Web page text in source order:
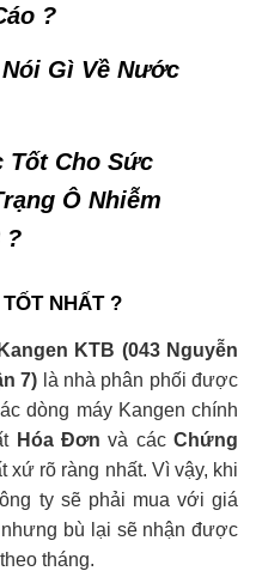
?
Gì Về Nước
Tốt Cho Sức
Ô Nhiễm
?
NHẤT ?
KTB (043 Nguyễn
7) là nhà phân phối được
dòng máy Kangen chính
Hóa Đơn và cácChứng
xứ rõ ràng nhất. Vì vậy, khi
ty sẽ phải mua với giá
bù lại sẽ nhận được
tháng.